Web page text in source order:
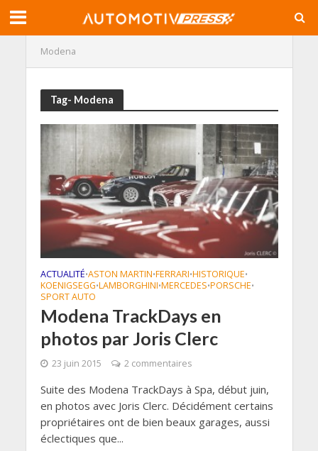
Modena
Tag- Modena
ACTUALITÉ•ASTON MARTIN•FERRARI•HISTORIQUE•
KOENIGSEGG•LAMBORGHINI•MERCEDES•PORSCHE•
SPORT AUTO
Modena TrackDays en
photos par Joris Clerc
23 juin 2015 2 commentaires
Suite des Modena TrackDays à Spa, début juin,
en photos avec Joris Clerc. Décidément certains
propriétaires ont de bien beaux garages, aussi
éclectiques que...